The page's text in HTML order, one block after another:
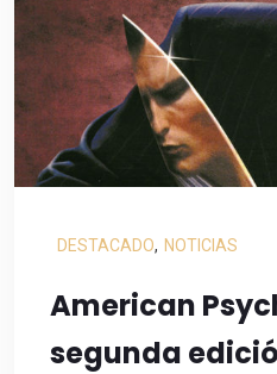
DESTACADO, NOTICIAS
American
segunda